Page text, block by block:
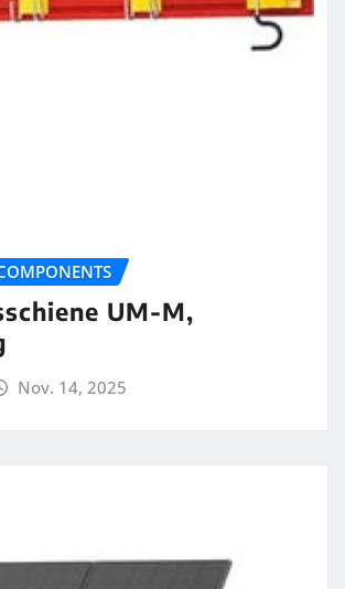
UM-M,
Nov. 14, 2025